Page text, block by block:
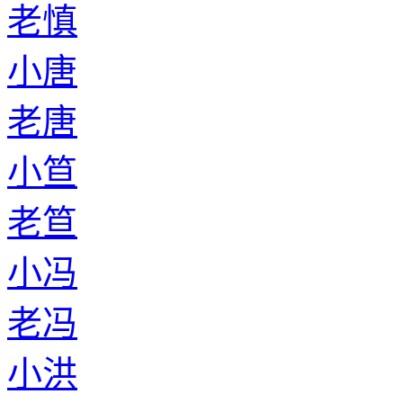
老慎
小唐
老唐
小笪
老笪
小冯
老冯
小洪